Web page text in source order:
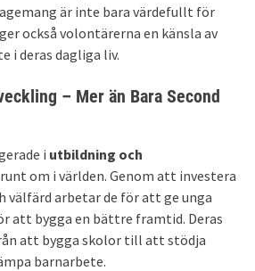
är inte bara värdefullt för
också volontärerna en känsla av
i deras dagliga liv.
– Mer än Bara Second
i utbildning och
runt om i världen. Genom att investera
välfärd arbetar de för att ge unga
att bygga en bättre framtid. Deras
att bygga skolor till att stödja
barnarbete.